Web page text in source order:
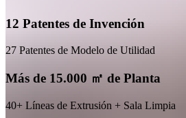
12 Patentes de Invención
27 Patentes de Modelo de Utilidad
Más de 15.000 ㎡ de Planta
40+ Líneas de Extrusión + Sala Limpia